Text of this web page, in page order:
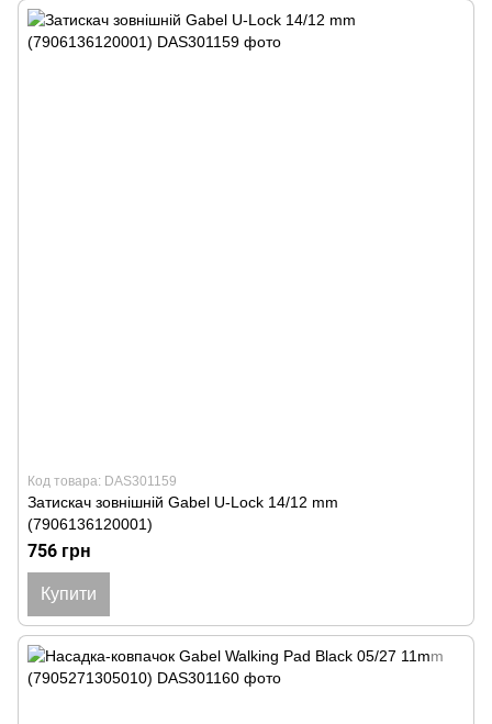
Код товара: DAS301159
Затискач зовнішній Gabel U-Lock 14/12 mm
(7906136120001)
756 грн
Купити